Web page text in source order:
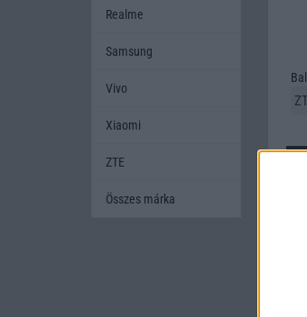
A
Realme
Samsung
Vivo
Xiaomi
ZTE
Összes márka